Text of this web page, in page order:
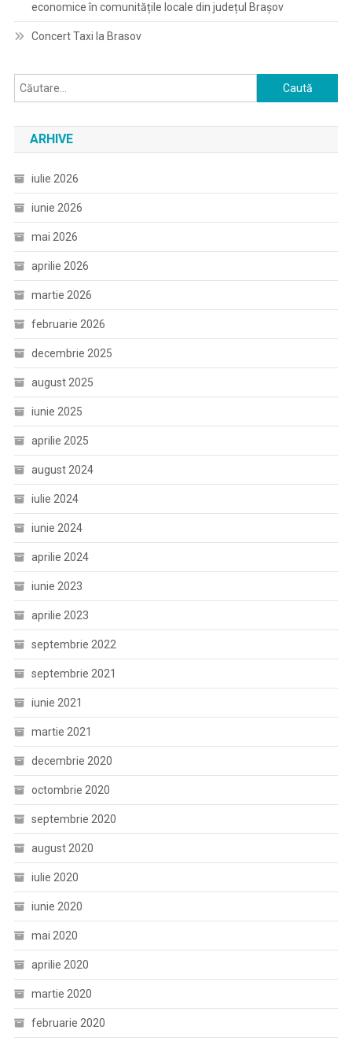
economice în comunitățile locale din județul Brașov
Concert Taxi la Brasov
Caută
după:
ARHIVE
iulie 2026
iunie 2026
mai 2026
aprilie 2026
martie 2026
februarie 2026
decembrie 2025
august 2025
iunie 2025
aprilie 2025
august 2024
iulie 2024
iunie 2024
aprilie 2024
iunie 2023
aprilie 2023
septembrie 2022
septembrie 2021
iunie 2021
martie 2021
decembrie 2020
octombrie 2020
septembrie 2020
august 2020
iulie 2020
iunie 2020
mai 2020
aprilie 2020
martie 2020
februarie 2020